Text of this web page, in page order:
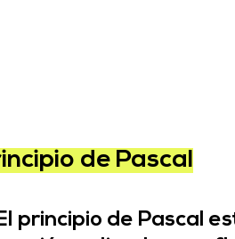
de Pascal
principio de Pascal